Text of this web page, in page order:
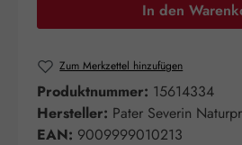
In den
Zum Merkzettel hinzufügen
Produktnummer: 15614334
Hersteller: Pater Severin
EAN: 9009999010213